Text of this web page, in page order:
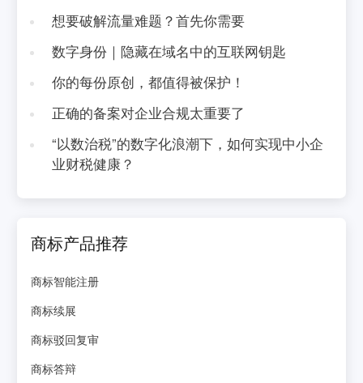
想要破解流量难题？首先你需要
数字身份｜隐藏在域名中的互联网钥匙
你的每份原创，都值得被保护！
正确的备案对企业合规太重要了
“以数治税”的数字化浪潮下，如何实现中小企
业财税健康？
商标产品推荐
商标智能注册
商标续展
商标驳回复审
商标答辩